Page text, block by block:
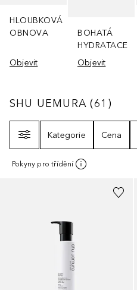
HLOUBKOVÁ
OBNOVA
Objevit
BOHATÁ
HYDRATACE
Objevit
SHU UEMURA61
SHU UEMURA (61 )
Kategorie
Cena
Pokyny pro třídění